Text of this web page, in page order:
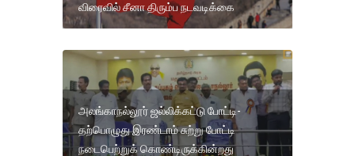
விரைவில் சீனா திரும்ப நடவடிக்கை
அலங்காநல்லூர் ஜல்லிக்கட்டு போட்டி-
தற்பொழுது இரண்டாம் சுற்று போட்டி
நடைபெற்றுக் கொண்டிருக்கின்றது